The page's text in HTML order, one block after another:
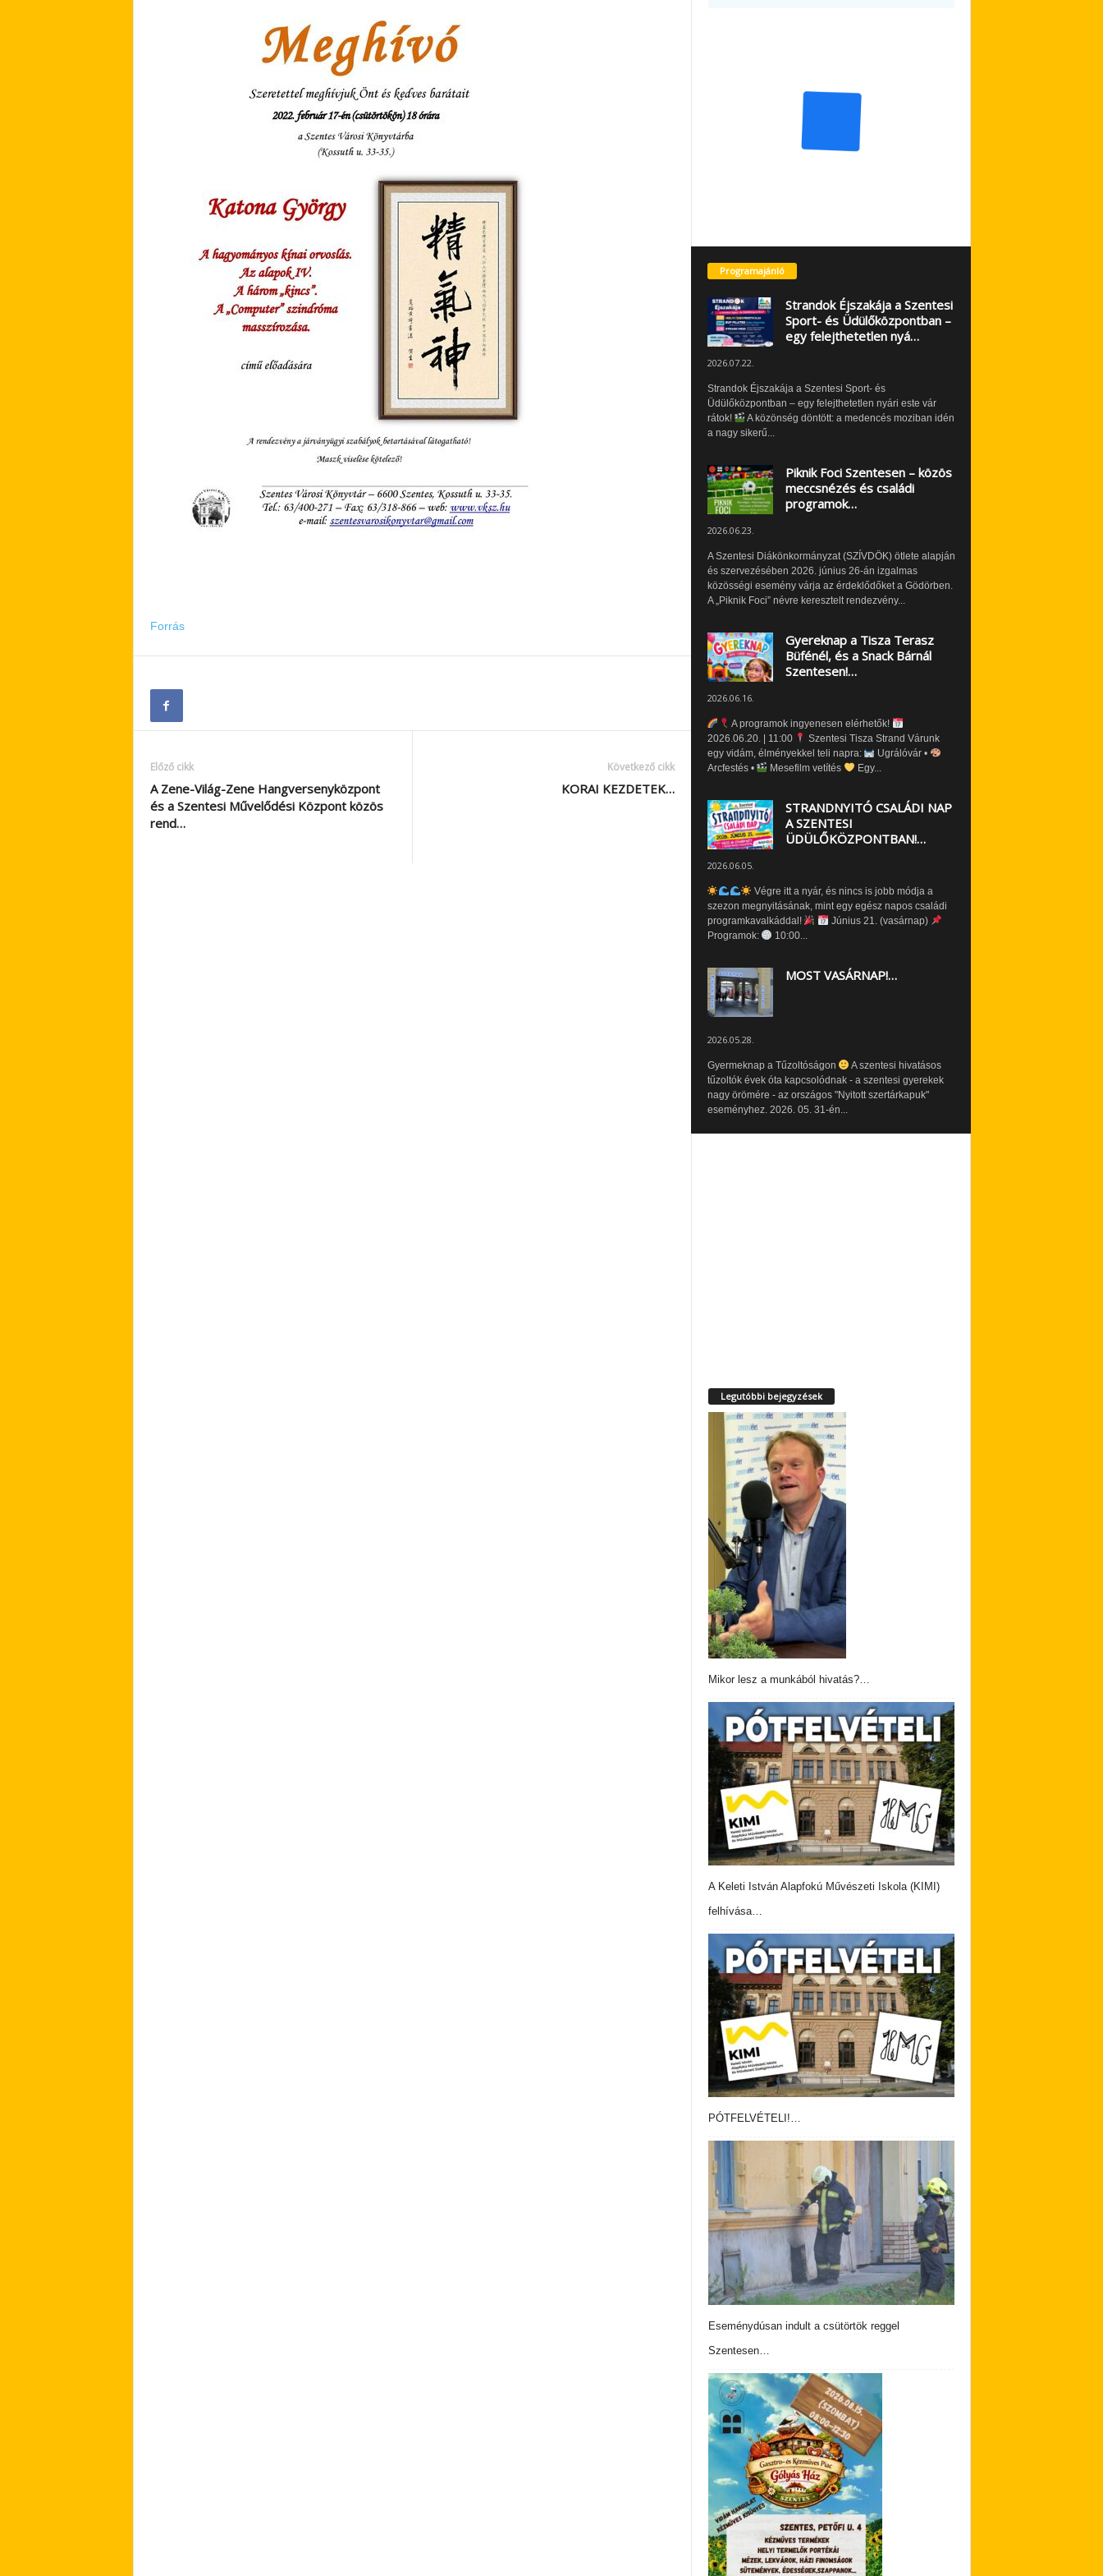
Forrás
Előző cikk
A Zene-Világ-Zene Hangversenyközpont
és a Szentesi Művelődési Központ közös
rend…
Következő cikk
KORAI KEZDETEK…
Programajánló
Strandok Éjszakája a Szentesi
Sport- és Üdülőközpontban –
egy felejthetetlen nyá…
2026.07.22.
Strandok Éjszakája a Szentesi Sport- és
Üdülőközpontban – egy felejthetetlen nyári este vár
rátok!
A közönség döntött: a medencés moziban idén
a nagy sikerű...
Piknik Foci Szentesen – közös
meccsnézés és családi
programok…
2026.06.23.
A Szentesi Diákönkormányzat (SZÍVDÖK) ötlete alapján
és szervezésében 2026. június 26-án izgalmas
közösségi esemény várja az érdeklődőket a Gödörben.
A „Piknik Foci” névre keresztelt rendezvény...
Gyereknap a Tisza Terasz
Büfénél, és a Snack Bárnál
Szentesen!…
2026.06.16.
A programok ingyenesen elérhetők!
2026.06.20. | 11:00
Szentesi Tisza Strand Várunk
egy vidám, élményekkel teli napra:
Ugrálóvár •
Arcfestés •
Mesefilm vetítés Egy...
STRANDNYITÓ CSALÁDI NAP
A SZENTESI
ÜDÜLŐKÖZPONTBAN!…
2026.06.05.
Végre itt a nyár, és nincs is jobb módja a
szezon megnyitásának, mint egy egész napos családi
programkavalkáddal!
Június 21. (vasárnap)
Programok:
10:00...
MOST VASÁRNAP!…
2026.05.28.
Gyermeknap a Tűzoltóságon
A szentesi hivatásos
tűzoltók évek óta kapcsolódnak - a szentesi gyerekek
nagy örömére - az országos "Nyitott szertárkapuk"
eseményhez. 2026. 05. 31-én...
Legutóbbi bejegyzések
Mikor lesz a munkából hivatás?…
A Keleti István Alapfokú Művészeti Iskola (KIMI)
felhívása…
PÓTFELVÉTELI!…
Eseménydúsan indult a csütörtök reggel
Szentesen…